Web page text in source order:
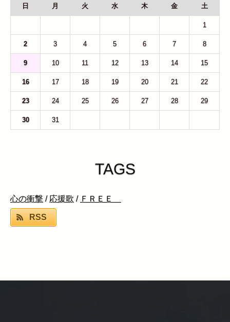
日 月 火 水 木 金 土
1
2 3 4 5 6 7 8
9 10 11 12 13 14 15
16 17 18 19 20 21 22
23 24 25 26 27 28 29
30 31
TAGS
心の衝撃 / 応援歌 / ＦＲＥＥ
RSS